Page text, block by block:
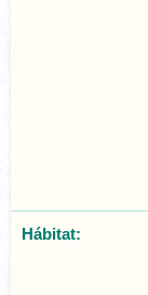
Hábitat: